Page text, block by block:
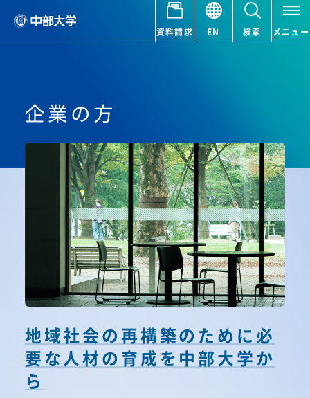
資料請求 EN 検索 メニュー
企業の方
地域社会の再構築のために必
要な人材の育成を中部大学か
ら